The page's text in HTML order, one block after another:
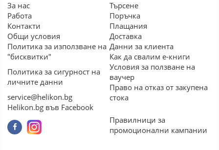
За нас
Работа
Контакти
Общи условия
Политика за използване на
"бисквитки"
Политика за сигурност на
личните данни
service@helikon.bg
Helikon.bg във Facebook
Търсене
Поръчка
Плащания
Доставка
Данни за клиента
Как да свалим е-книги
Условия за ползване на
ваучер
Право на отказ от закупена
стока
Правилници за
промоционални кампании